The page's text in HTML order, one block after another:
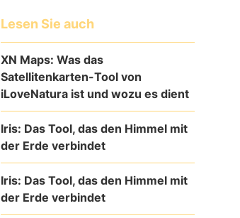
Lesen Sie auch
XN Maps: Was das
Satellitenkarten-Tool von
iLoveNatura ist und wozu es dient
Iris: Das Tool, das den Himmel mit
der Erde verbindet
Iris: Das Tool, das den Himmel mit
der Erde verbindet